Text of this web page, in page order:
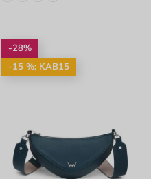
-28%
-15 %: KAB15